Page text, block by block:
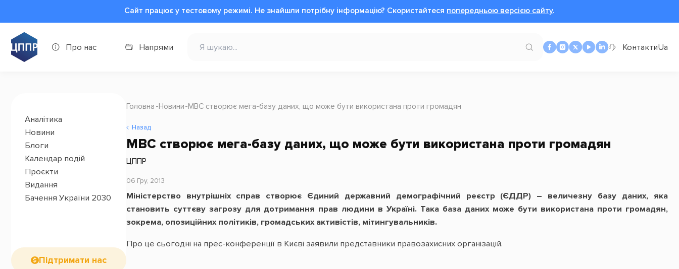
Сайт працює у тестовому режимі. Не знайшли потрібну інформацію? Cкористайтеся попередньою версією сайту.
Про нас Напрями КонтактиUa
Аналітика
Новини
Блоги
Календар подій
Проєкти
Видання
Бачення України 2030
Підтримати нас
Головна Новини МВС створює мега-базу даних, що може бути використана проти громадян
Назад
МВС створює мега-базу даних, що може бути використана проти громадян
ЦППР
06 Гру, 2013
Міністерство внутрішніх справ створює Єдиний державний демографічний реєстр (ЄДДР) – величезну базу даних, яка
становить суттєву загрозу для дотримання прав людини в Україні. Така база даних може бути використана проти громадян,
зокрема, опозиційних політиків, громадських активістів, мітингувальників.
Про це сьогодні на прес-конференції в Києві заявили представники правозахисних організацій.